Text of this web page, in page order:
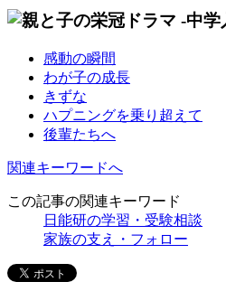
感動の瞬間
わが子の成長
きずな
ハプニングを乗り超えて
後輩たちへ
関連キーワードへ
この記事の関連キーワード
日能研の学習・受験相談
家族の支え・フォロー